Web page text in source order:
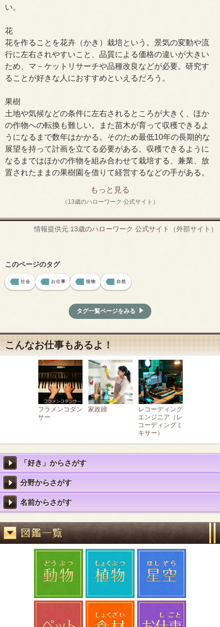
い。
花
花を作ることを花卉（かき）栽培という。景気の変動や流
行に左右されやすいこと、品質による価格の違いが大きい
ため、マ－ケットリサーチや品種改良などが必要。研究す
ることが好きな人におすすめといえるだろう。
果樹
土地や気候などの条件に左右されるところが大きく、ほか
の作物への転換も難しい。また苗木が育って収穫できるよ
うになるまで数年はかかる。そのため最低10年の長期的な
展望を持って計画を立てる必要がある。収穫できるように
なるまではほかの作物を組み合わせて栽培する、兼業、放
置されたままの果樹園を借りて経営するなどの手がある。
もっと見る
（13歳のハローワーク 公式サイト）
情報提供元:13歳のハローワーク 公式サイト （外部サイト）
このページのタグ
社会 お仕事 植物 自然
タグ一覧ページをみる
こんなお仕事もあるよ！
フラメンコダン
サー
家政婦
レコーディング
エンジニア（レ
コーディングミ
キサー）
「好き」からさがす
分野からさがす
名前からさがす